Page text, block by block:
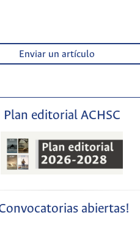
Enviar un artículo
Plan editorial ACHSC
abiertas!